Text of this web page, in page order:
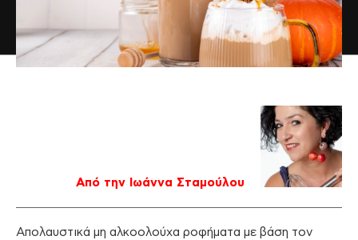
Από την Ιωάννα Σταμούλου
Απολαυστικά μη αλκοολούχα ροφήματα με βάση τον